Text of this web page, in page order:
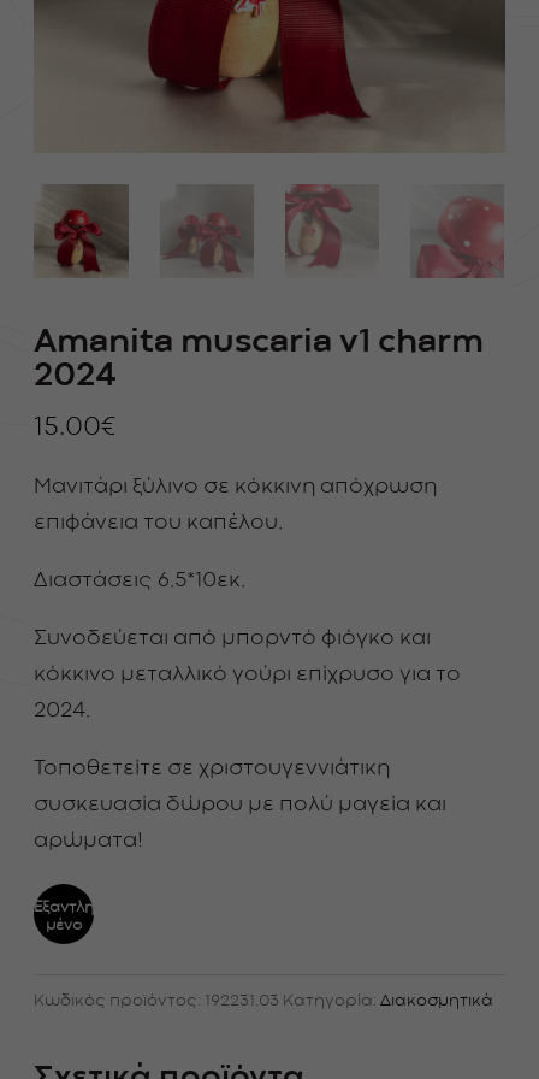
Amanita muscaria v1 charm
2024
15.00€
Μανιτάρι ξύλινο σε κόκκινη απόχρωση
επιφάνεια του καπέλου.
Διαστάσεις 6.5*10εκ.
Συνοδεύεται από μπορντό φιόγκο και
κόκκινο μεταλλικό γούρι επίχρυσο για το
2024.
Τοποθετείτε σε χριστουγεννιάτικη
συσκευασία δώρου με πολύ μαγεία και
αρώματα!
Εξαντλη
μένο
Κωδικός προϊόντος: 192231.03 Κατηγορία:Διακοσμητικά